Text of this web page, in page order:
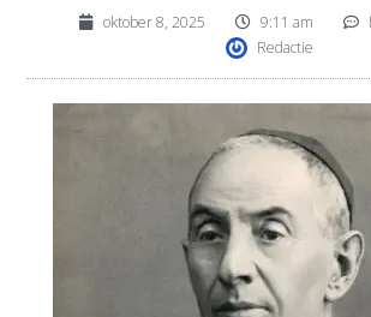
oktober 8, 2025 9:11 am
Redactie